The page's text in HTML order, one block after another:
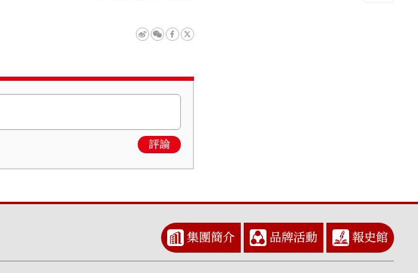
評論
集團簡介 品牌活動 報史館